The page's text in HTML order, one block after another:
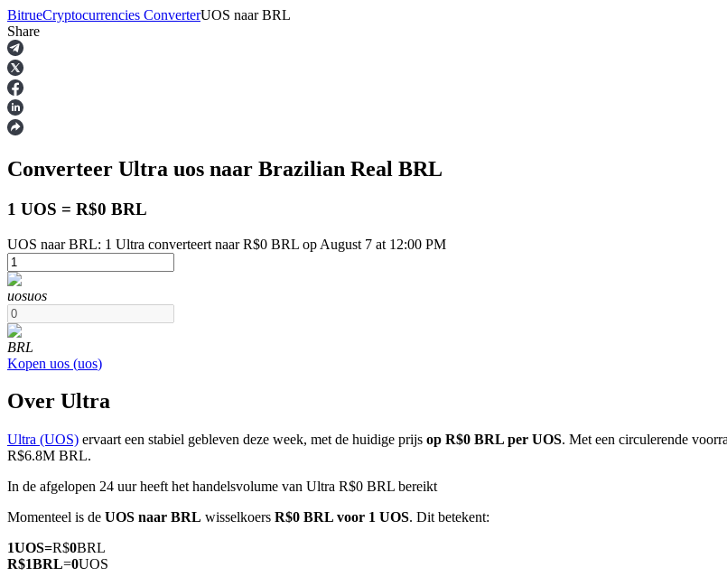
Termijncontracten
USDT-futures
Futures met USDT als onderpand
COIN-M-futures
Cryptocurrency-futures
BitrueCryptocurrencies ConverterUOS naar BRL
Share
Converteer Ultra uos naar Brazilian Real BRL
1 UOS = R$0 BRL
UOS naar BRL: 1 Ultra converteert naar R$0 BRL op August 7 at 12:00 PM
uosuos
BRL
Kopen uos (uos)
Over Ultra
Ultra (UOS) ervaart een stabiel gebleven deze week, met de huidige prijs op R$0 BRL per UOS. Met een circulerende
R$6.8M BRL.
In de afgelopen 24 uur heeft het handelsvolume van Ultra R$0 BRL bereikt
Momenteel is de UOS naar BRL wisselkoers R$0 BRL voor 1 UOS. Dit betekent:
1UOS=R$0BRL
R$1BRL=0UOS